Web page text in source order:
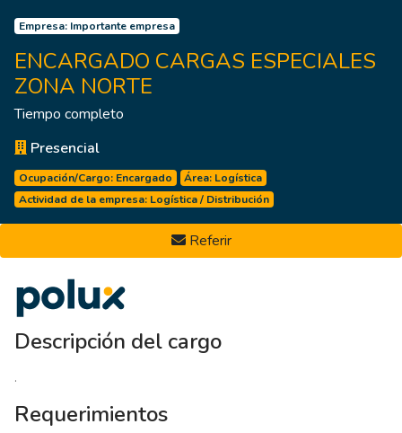
Empresa:Importante empresa
ENCARGADO CARGAS ESPECIALES
ZONA NORTE
Tiempo completo
Presencial
Ocupación/Cargo:Encargado Área: Logística
Actividad de la empresa:Logística / Distribución
Referir
Descripción del cargo
.
Requerimientos